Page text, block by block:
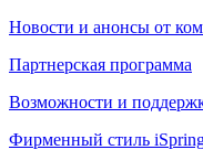
Новости и анонсы от
Партнерская программа
Возможности и
Фирменный стиль